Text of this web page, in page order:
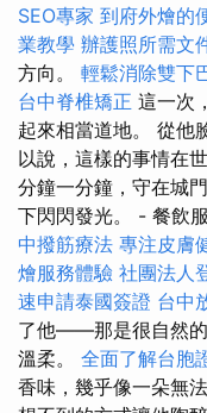
SEO專家 到府外燴的
業教學 辦護照所需文
方向。 輕鬆消除雙下
台中脊椎矯正 這一次
起來相當道地。 從他
以說，這樣的事情在
分鐘一分鐘，守在城
下閃閃發光。 - 餐飲
中撥筋療法 專注皮膚
燴服務體驗 社團法人
速申請泰國簽證 台中
了他——那是很自然
溫柔。 全面了解台胞
香味，幾乎像一朵無